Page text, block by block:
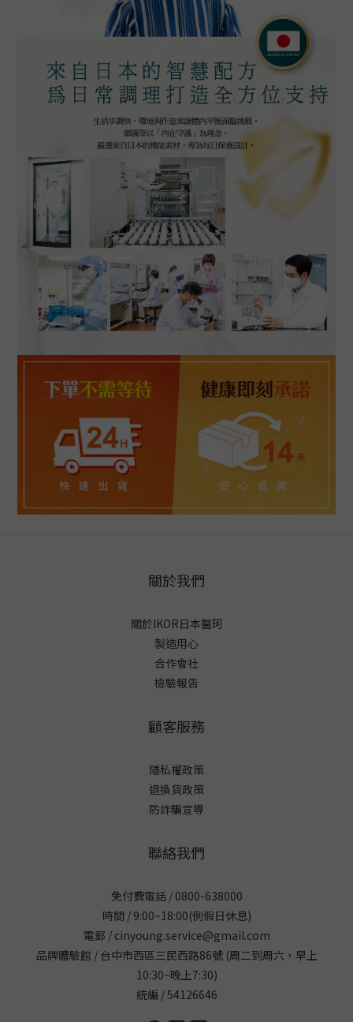
關於我們
關於IKOR日本醫珂
製造用心
合作會社
檢驗報告
顧客服務
隱私權政策
退換貨政策
防詐騙宣導
聯絡我們
免付費電話 / 0800-638000
時間 / 9:00~18:00(例假日休息)
電郵 / cinyoung.service@gmail.com
品牌體驗館 / 台中市西區三民西路86號 (周二到周六，早上
10:30~晚上7:30)
統編 / 54126646